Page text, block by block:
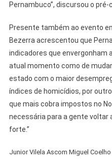
Pernambuco”, discursou o
Presente também ao evento
Bezerra acrescentou que
indicadores que envergonham
atual momento como de
estado com o maior
índices de homicídios, por
que mais cobra impostos no
necessária para a gente voltar
forte.”
Junior Vilela Ascom Miguel